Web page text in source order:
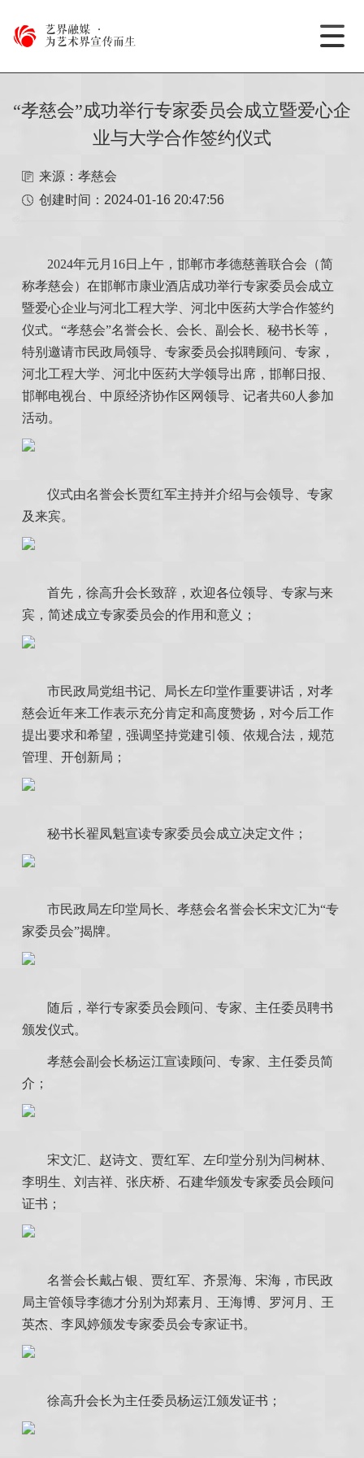
艺界融媒
·
为艺术界宣传而生
“孝慈会”成功举行专家委员会成立暨爱心企
业与大学合作签约仪式
来源：孝慈会
创建时间： 2024-01-16 20:47:56
2024年元月16日上午，邯郸市孝德慈善联合会（简
称孝慈会）在邯郸市康业酒店成功举行专家委员会成立
暨爱心企业与河北工程大学、河北中医药大学合作签约
仪式。“孝慈会”名誉会长、会长、副会长、秘书长等，
特别邀请市民政局领导、专家委员会拟聘顾问、专家，
河北工程大学、河北中医药大学领导出席，邯郸日报、
邯郸电视台、中原经济协作区网领导、记者共60人参加
活动。
仪式由名誉会长贾红军主持并介绍与会领导、专家
及来宾。
首先，徐高升会长致辞，欢迎各位领导、专家与来
宾，简述成立专家委员会的作用和意义；
市民政局党组书记、局长左印堂作重要讲话，对孝
慈会近年来工作表示充分肯定和高度赞扬，对今后工作
提出要求和希望，强调坚持党建引领、依规合法，规范
管理、开创新局；
秘书长翟凤魁宣读专家委员会成立决定文件；
市民政局左印堂局长、孝慈会名誉会长宋文汇为“专
家委员会”揭牌。
随后，举行专家委员会顾问、专家、主任委员聘书
颁发仪式。
孝慈会副会长杨运江宣读顾问、专家、主任委员简
介；
宋文汇、赵诗文、贾红军、左印堂分别为闫树林、
李明生、刘吉祥、张庆桥、石建华颁发专家委员会顾问
证书；
名誉会长戴占银、贾红军、齐景海、宋海，市民政
局主管领导李德才分别为郑素月、王海博、罗河月、王
英杰、李凤婷颁发专家委员会专家证书。
徐高升会长为主任委员杨运江颁发证书；